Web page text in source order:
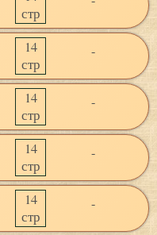
стр
14
стр
-
14
стр
-
14
стр
-
14
стр
-